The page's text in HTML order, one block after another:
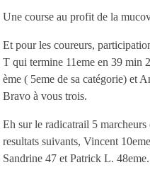
Une course au profit de la
Et pour les coureurs,
T qui termine 11eme en 39 min
ème ( 5eme de sa catégorie) et
Bravo à vous trois.
Eh sur le radicatrail 5
resultats suivants, Vincent
Sandrine 47 et Patrick L.